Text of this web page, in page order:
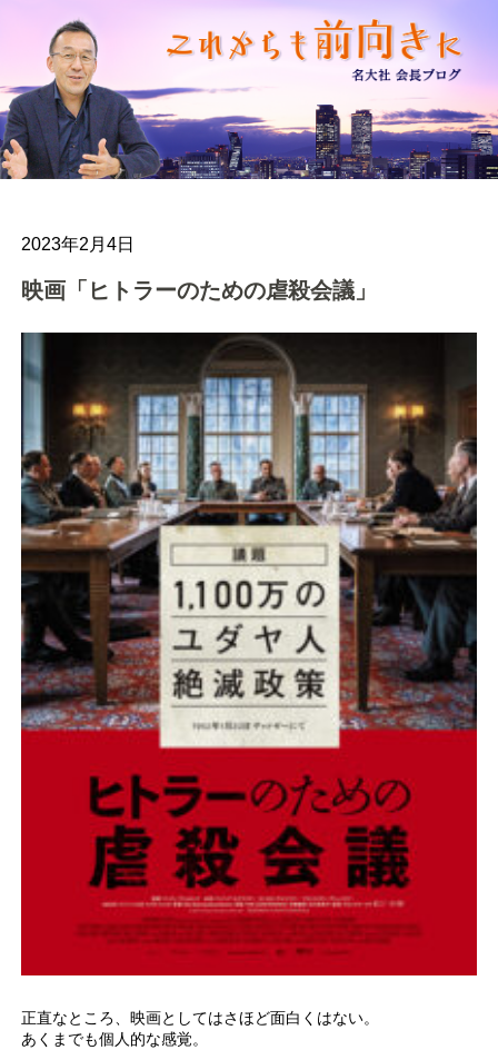
2023年2月4日
映画「ヒトラーのための虐殺会議」
正直なところ、映画としてはさほど面白くはない。
あくまでも個人的な感覚。